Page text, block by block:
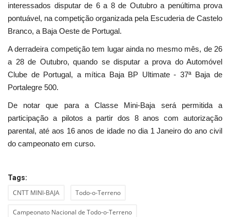
interessados disputar de 6 a 8 de Outubro a penúltima prova
pontuável, na competição organizada pela Escuderia de Castelo
Branco, a Baja Oeste de Portugal.
A derradeira competição tem lugar ainda no mesmo mês, de 26
a 28 de Outubro, quando se disputar a prova do Automóvel
Clube de Portugal, a mítica Baja BP Ultimate - 37ª Baja de
Portalegre 500.
De notar que para a Classe Mini-Baja será permitida a
participação a pilotos a partir dos 8 anos com autorização
parental, até aos 16 anos de idade no dia 1 Janeiro do ano civil
do campeonato em curso.
Tags:
CNTT MINI-BAJA Todo-o-Terreno
Campeonato Nacional de Todo-o-Terreno